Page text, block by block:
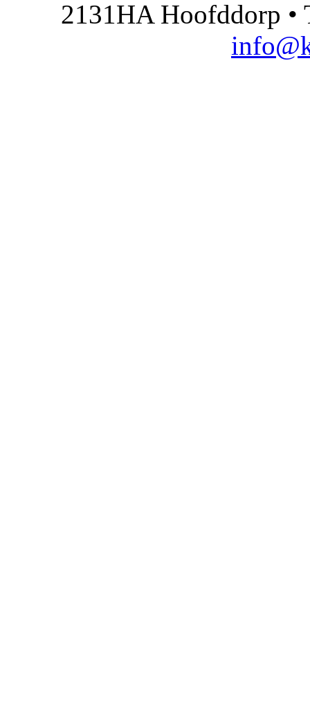
2131HA Hoofddorp •